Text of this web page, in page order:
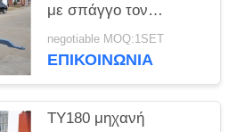
με σπάγγο τον
υδραυλικό εξολκέα
1400 R/Min
negotiable MOQ:1SET
ΕΠΙΚΟΙΝΩΝΊΑ
TY180 μηχανή